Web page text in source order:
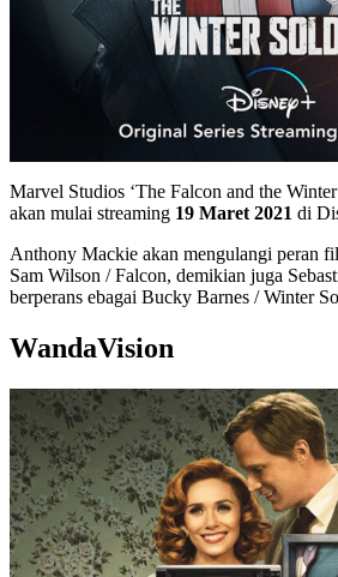
Marvel Studios ‘The Falcon and the
akan mulai streaming 19 Maret 2021 di
Anthony Mackie akan mengulangi peran
Sam Wilson / Falcon, demikian juga
berperans ebagai Bucky Barnes / Winter
WandaVision